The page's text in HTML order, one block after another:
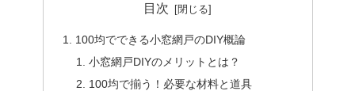
目次
100均でできる小窓網戸のDIY概論
小窓網戸DIYのメリットとは？
100均で揃う！必要な材料と道具